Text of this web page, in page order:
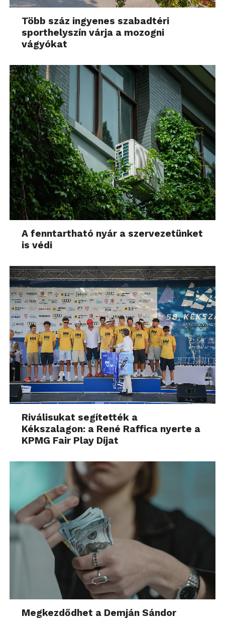
Több száz ingyenes szabadtéri
sporthelyszín várja a mozogni
vágyókat
A fenntartható nyár a szervezetünket
is védi
Riválisukat segítették a
Kékszalagon: a René Raffica nyerte a
KPMG Fair Play Díjat
Megkezdődhet a Demján Sándor